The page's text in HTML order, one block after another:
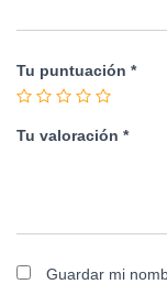
Tu puntuación *
Tu valoración *
Guardar mi